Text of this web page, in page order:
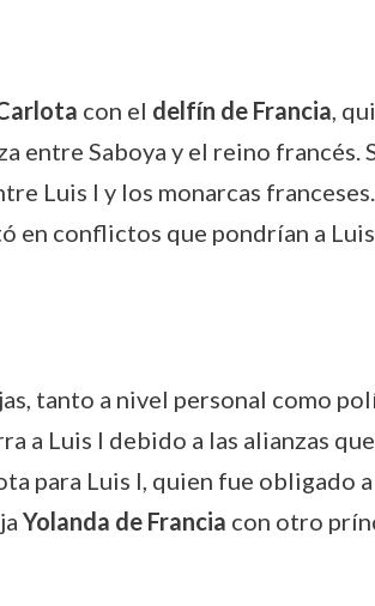
con el delfín de Francia,
entre Saboya y el reino francés.
Luis I y los monarcas
conflictos que pondrían a Luis
tanto a nivel personal como
a Luis I debido a las alianzas
para Luis I, quien fue obligado
Yolanda de Francia con otro